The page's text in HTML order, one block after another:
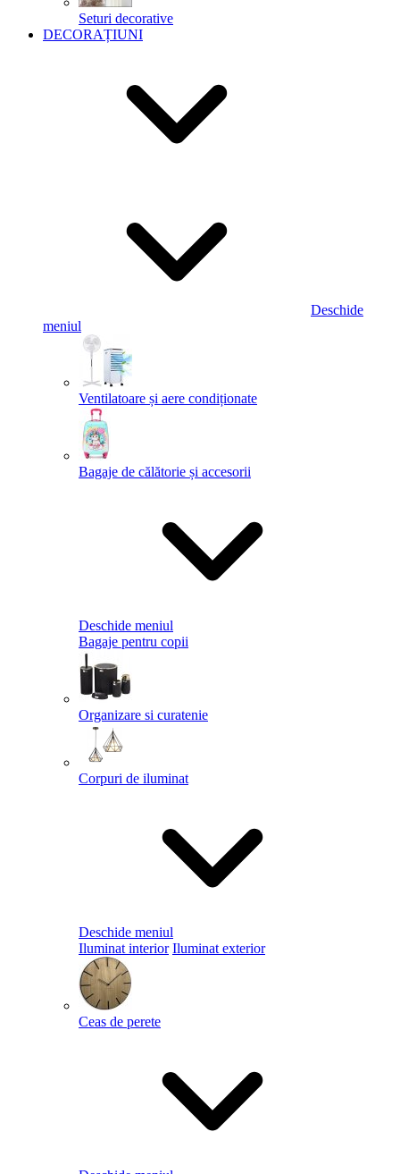
Seturi decorative
DECORAȚIUNI
Deschide
meniul
Ventilatoare și aere condiționate
Bagaje de călătorie și accesorii
Deschide meniul
Bagaje pentru copii
Organizare si curatenie
Corpuri de iluminat
Deschide meniul
Iluminat interior Iluminat exterior
Ceas de perete